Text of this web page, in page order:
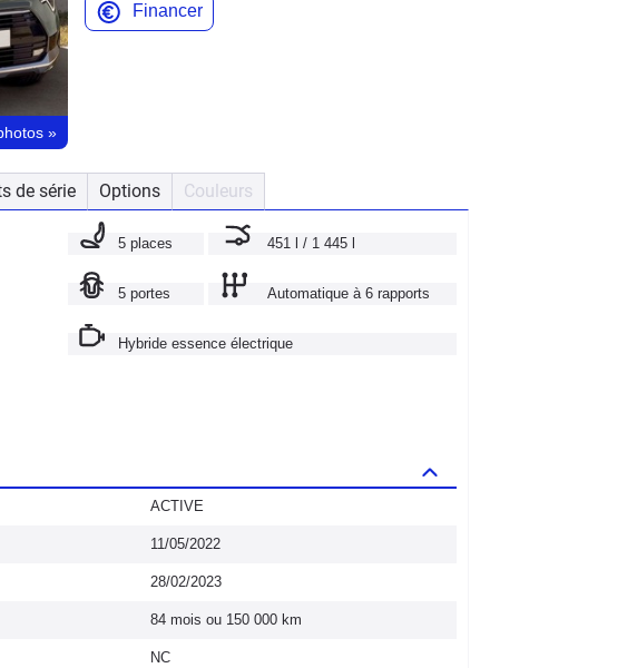
»
Financer
de série Options Couleurs
5 places 451 l / 1 445 l
5 portes Automatique à 6 rapports
Hybride essence électrique
ACTIVE
11/05/2022
28/02/2023
84 mois ou 150 000 km
NC